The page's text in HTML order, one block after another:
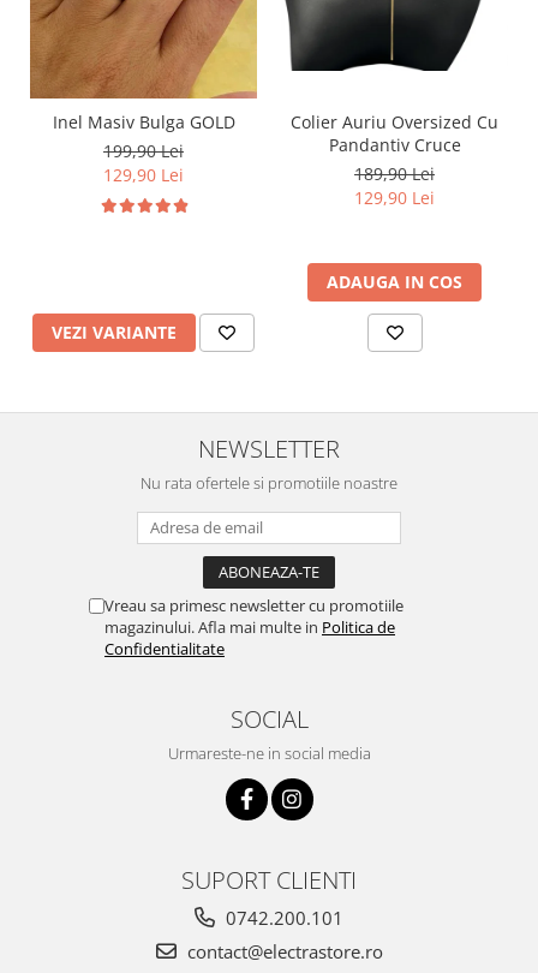
Inel Masiv Bulga GOLD
199,90 Lei
129,90 Lei
VEZI VARIANTE
Colier Auriu Oversized Cu
Pandantiv Cruce
189,90 Lei
129,90 Lei
ADAUGA IN COS
NEWSLETTER
Nu rata ofertele si promotiile noastre
Vreau sa primesc newsletter cu promotiile
magazinului. Afla mai multe in Politica de
Confidentialitate
SOCIAL
Urmareste-ne in social media
SUPORT CLIENTI
0742.200.101
contact@electrastore.ro